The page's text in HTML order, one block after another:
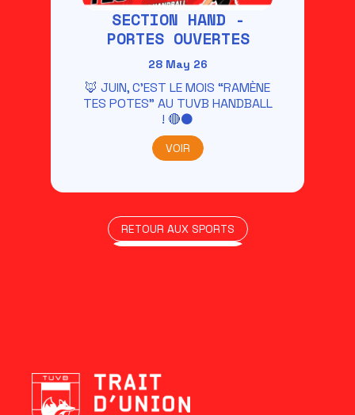
SECTION HAND -
PORTES OUVERTES
28 May 26
🦊 JUIN, C’EST LE MOIS “RAMÈNE
TES POTES” AU TUVB HANDBALL
! 🔴⚫
VOIR
RETOUR AUX SPORTS